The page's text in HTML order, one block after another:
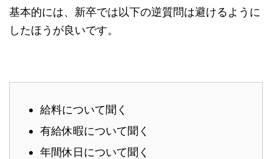
基本的には、新卒では以下の逆質問は避けるように
したほうが良いです。
給料について聞く
有給休暇について聞く
年間休日について聞く